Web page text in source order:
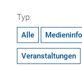
Typ:
Alle
Veranstaltungen